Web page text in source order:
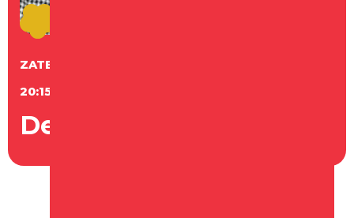
ZATERDAG
20:15 - 22:15 UUR
De Koningin - D@gh@p